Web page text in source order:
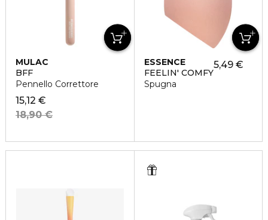
MULAC
BFF
Pennello Correttore
15,12 €
18,90 €
ESSENCE
FEELIN' COMFY
Spugna
5,49 €